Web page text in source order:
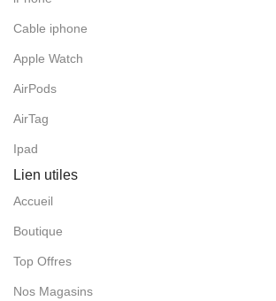
Cable iphone
Apple Watch
AirPods
AirTag
Ipad
Lien utiles
Accueil
Boutique
Top Offres
Nos Magasins